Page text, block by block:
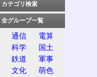
カテゴリ検索
全グループ一覧
通信
電算
科学
国土
鉄道
軍事
文化
萌色